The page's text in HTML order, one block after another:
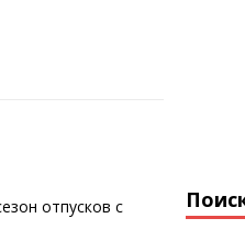
отпусков с